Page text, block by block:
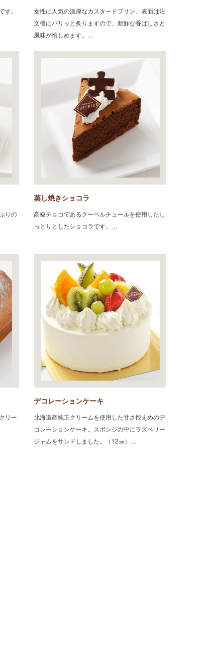
。
女性に人気の濃厚なカスタードプリン。表面は注
文後にパリッと炙りますので、新鮮な香ばしさと
風味が愉しめます。…
りの
蒸し焼きショコラ
高級チョコであるクーベルチュールを使用したし
っとりとしたショコラです。…
リー
デコレーションケーキ
北海道産純正クリームを使用した甘さ控えめのデ
コレーションケーキ。スポンジの中にラズベリー
ジャムをサンドしました。（12㎝）…